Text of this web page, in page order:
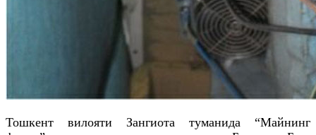
Тошкент вилояти Зангиота туманида “Майнинг